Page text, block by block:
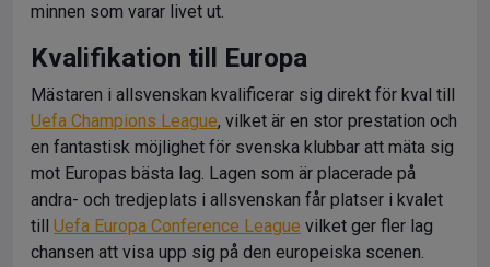
minnen som varar livet ut.
Kvalifikation till Europa
Mästaren i allsvenskan kvalificerar sig direkt för kval till
Uefa Champions League, vilket är en stor prestation och
en fantastisk möjlighet för svenska klubbar att mäta sig
mot Europas bästa lag. Lagen som är placerade på
andra- och tredjeplats i allsvenskan får platser i kvalet
till Uefa Europa Conference League vilket ger fler lag
chansen att visa upp sig på den europeiska scenen.